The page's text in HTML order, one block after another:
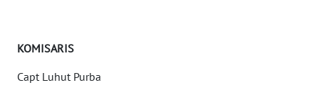
KOMISARIS
Capt Luhut Purba
KAMI